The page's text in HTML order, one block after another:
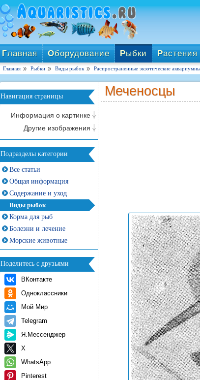
Главная Оборудование Рыбки Растения
Главная Рыбки Виды рыбок Распространенные экзотические
Навигация страницы
Информация о картинке
Другие изображения
Подразделы категории
Все статьи
Общая информация
Содержание и уход
Виды рыбок
Корма для рыб
Болезни и лечение
Морские животные
Поделитесь с друзьями
ВКонтакте
Одноклассники
Мой Мир
Telegram
Я.Мессенджер
X
WhatsApp
Pinterest
Меченосцы